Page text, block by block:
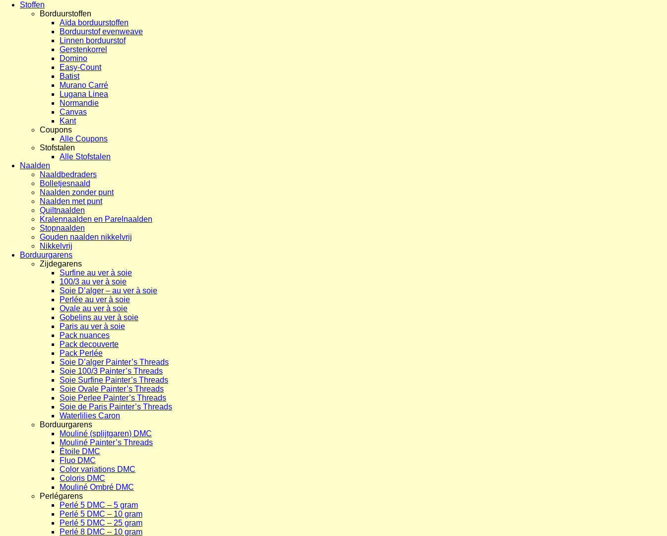
Stoffen
Borduurstoffen
Aïda borduurstoffen
Borduurstof evenweave
Linnen borduurstof
Gerstenkorrel
Domino
Easy-Count
Batist
Murano Carré
Lugana Linea
Normandie
Canvas
Kant
Coupons
Alle Coupons
Stofstalen
Alle Stofstalen
Naalden
Naaldbedraders
Bolletjesnaald
Naalden zonder punt
Naalden met punt
Quiltnaalden
Kralennaalden en Parelnaalden
Stopnaalden
Gouden naalden nikkelvrij
Nikkelvrij
Borduurgarens
Zijdegarens
Surfine au ver à soie
100/3 au ver à soie
Soie D’alger – au ver à soie
Perlée au ver à soie
Ovale au ver à soie
Gobelins au ver à soie
Paris au ver à soie
Pack nuances
Pack decouverte
Pack Perlée
Soie D’alger Painter’s Threads
Soie 100/3 Painter’s Threads
Soie Surfine Painter’s Threads
Soie Ovale Painter’s Threads
Soie Perlee Painter’s Threads
Soie de Paris Painter’s Threads
Waterlilies Caron
Borduurgarens
Mouliné (splijtgaren) DMC
Mouliné Painter’s Threads
Étoile DMC
Fluo DMC
Color variations DMC
Coloris DMC
Mouliné Ombré DMC
Perlégarens
Perlé 5 DMC – 5 gram
Perlé 5 DMC – 10 gram
Perlé 5 DMC – 25 gram
Perlé 8 DMC – 10 gram